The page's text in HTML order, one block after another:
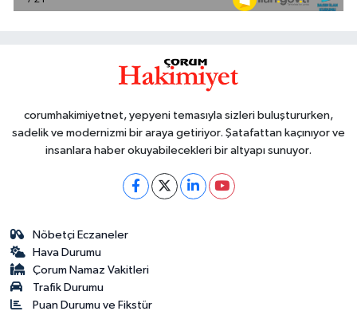
corumhakimiyetnet, yepyeni temasıyla sizleri buluştururken,
sadelik ve modernizmi bir araya getiriyor. Şatafattan kaçınıyor ve
insanlara haber okuyabilecekleri bir altyapı sunuyor.
Nöbetçi Eczaneler
Hava Durumu
Çorum Namaz Vakitleri
Trafik Durumu
Puan Durumu ve Fikstür